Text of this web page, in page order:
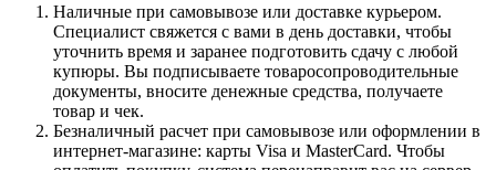
Наличные при самовывозе или доставке курьером.
Специалист свяжется с вами в день доставки, чтобы
уточнить время и заранее подготовить сдачу с любой
купюры. Вы подписываете товаросопроводительные
документы, вносите денежные средства, получаете
товар и чек.
Безналичный расчет при самовывозе или оформлении в
интернет-магазине: карты Visa и MasterCard. Чтобы